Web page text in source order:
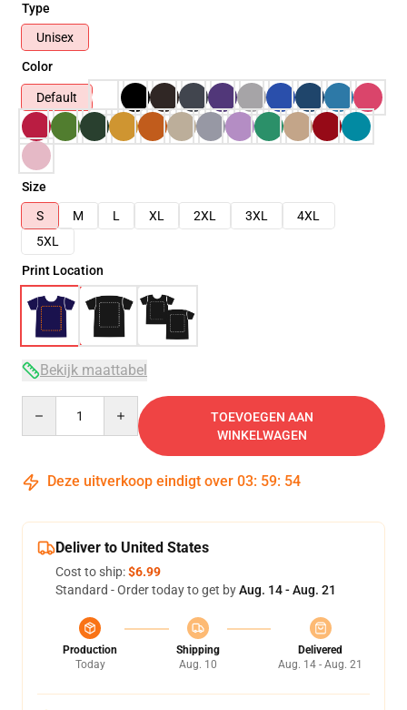
Type
Unisex
Color
Default
Size
S
M L XL 2XL 3XL
4XL
5XL
Print Location
Bekijk maattabel
TOEVOEGEN AAN
WINKELWAGEN
Deze uitverkoop eindigt over 03: 59: 53
Deliver to United States
Cost to ship:$6.99
Standard - Order today to get byAug. 14 - Aug. 21
Production
Today
Shipping
Aug. 10
Delivered
Aug. 14 - Aug. 21